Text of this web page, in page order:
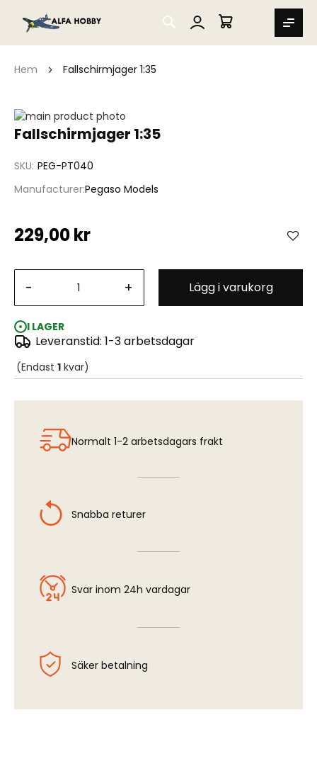
SEARCH
MIN VARUKORG
Hem Fallschirmjager 1:35
Fallschirmjager 1:35
SKU PEG-PT040
ManufacturerPegaso Models
229,00 kr
- + Lägg i varukorg
I LAGER
Leveranstid: 1-3 arbetsdagar
(Endast 1 kvar)
Hoppa
till
bildgalleriet
Fallschirmjager 1:35
Hoppa
av
bildgalleriet
Normalt 1-2 arbetsdagars frakt
Snabba returer
Svar inom 24h vardagar
Säker betalning